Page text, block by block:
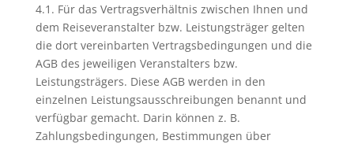
4.1. Für das Vertragsverhältnis zwischen Ihnen und
dem Reiseveranstalter bzw. Leistungsträger gelten
die dort vereinbarten Vertragsbedingungen und die
AGB des jeweiligen Veranstalters bzw.
Leistungsträgers. Diese AGB werden in den
einzelnen Leistungsausschreibungen benannt und
verfügbar gemacht. Darin können z. B.
Zahlungsbedingungen, Bestimmungen über